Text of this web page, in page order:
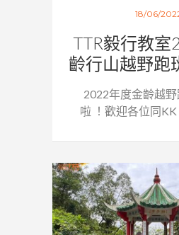
18/06/
TTR毅行教室
齡行山越野跑
2022年度金齡越
啦 ！歡迎各位同KK